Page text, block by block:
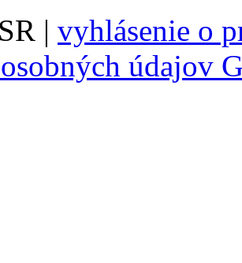
| vyhlásenie o
údajov